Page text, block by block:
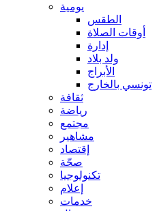
يومية
الطقس
أوقات الصلاة
إدارة
ولد بلاد
الأبراج
تونسي بالخارج
ثقافة
رياضة
مجتمع
مشاهير
إقتصاد
صحّة
تكنولوجيا
إعلام
خدمات